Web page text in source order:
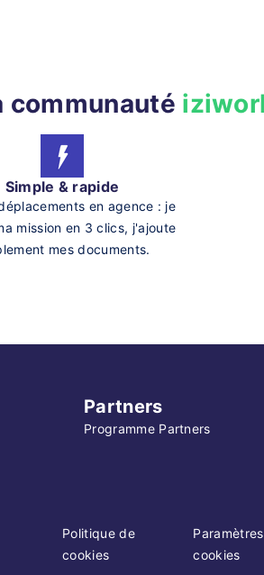
communauté
Simple & rapide
en agence : je
mission en 3 clics, j'ajoute
mes documents.
Partners
Programme Partners
Politique de
cookies
cookies